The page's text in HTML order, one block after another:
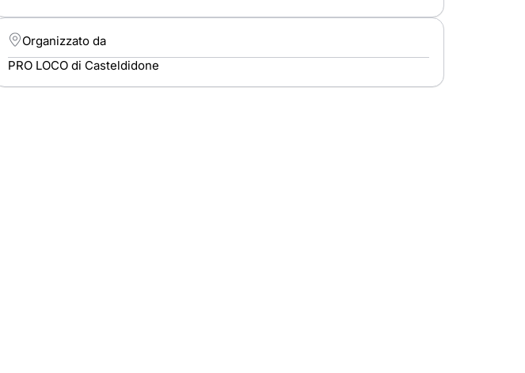
Organizzato da
PRO LOCO di Casteldidone